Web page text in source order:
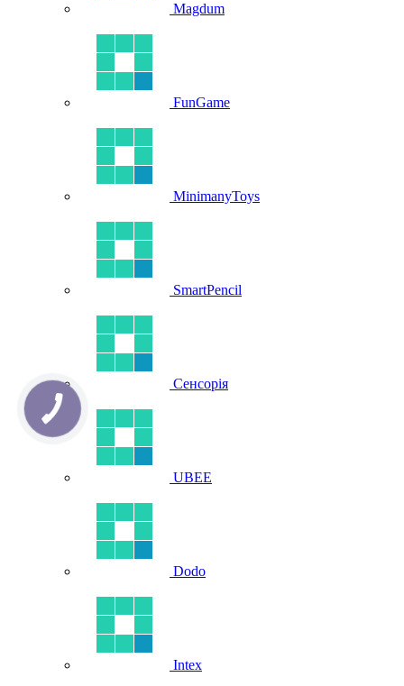
Magdum
FunGame
MinimanyToys
SmartPencil
Сенсорія
UBEE
Dodo
Intex